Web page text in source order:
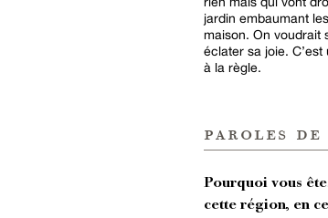
jardin embaumant
maison. On voudrait
éclater sa joie.
à la règle.
paroles
Pourquoi vous
cette région, en